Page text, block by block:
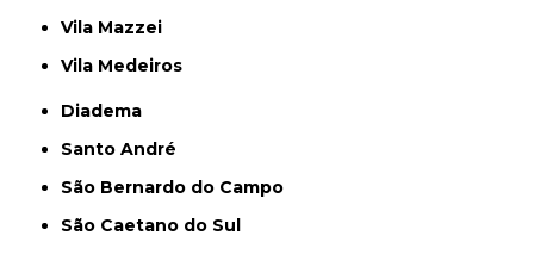
Vila Mazzei
Vila Medeiros
Diadema
Santo André
São Bernardo do Campo
São Caetano do Sul